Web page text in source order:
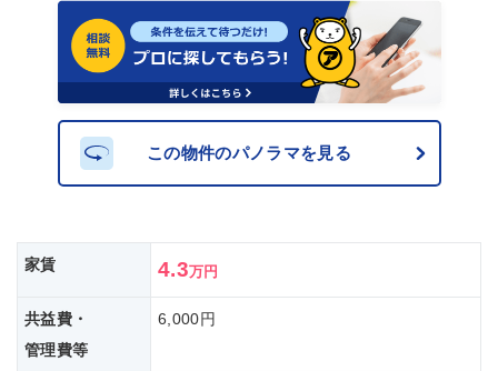
この物件のパノラマを見る
家賃 4.3万円
共益費・
管理費等
6,000円